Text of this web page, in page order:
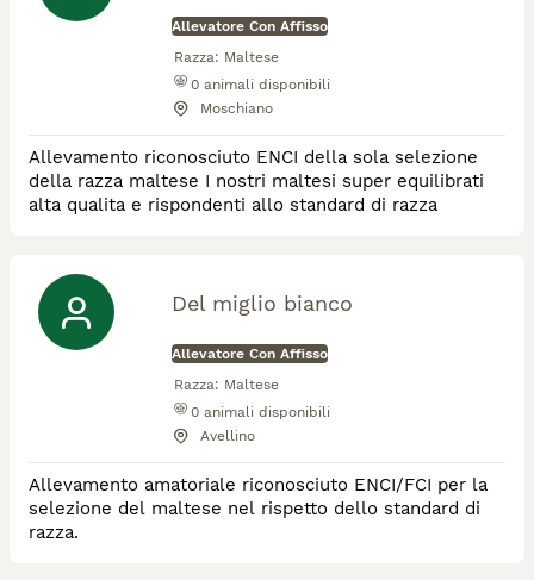
Allevatore Con Affisso
Razza: Maltese
0 animali disponibili
Moschiano
Allevamento riconosciuto ENCI della sola selezione
della razza maltese I nostri maltesi super equilibrati
alta qualita e rispondenti allo standard di razza
Del miglio bianco
Allevatore Con Affisso
Razza: Maltese
0 animali disponibili
Avellino
Allevamento amatoriale riconosciuto ENCI/FCI per la
selezione del maltese nel rispetto dello standard di
razza.